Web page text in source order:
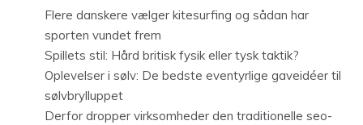
Flere danskere vælger kitesurfing og sådan har
sporten vundet frem
Spillets stil: Hård britisk fysik eller tysk taktik?
Oplevelser i sølv: De bedste eventyrlige gaveidéer til
sølvbrylluppet
Derfor dropper virksomheder den traditionelle seo-